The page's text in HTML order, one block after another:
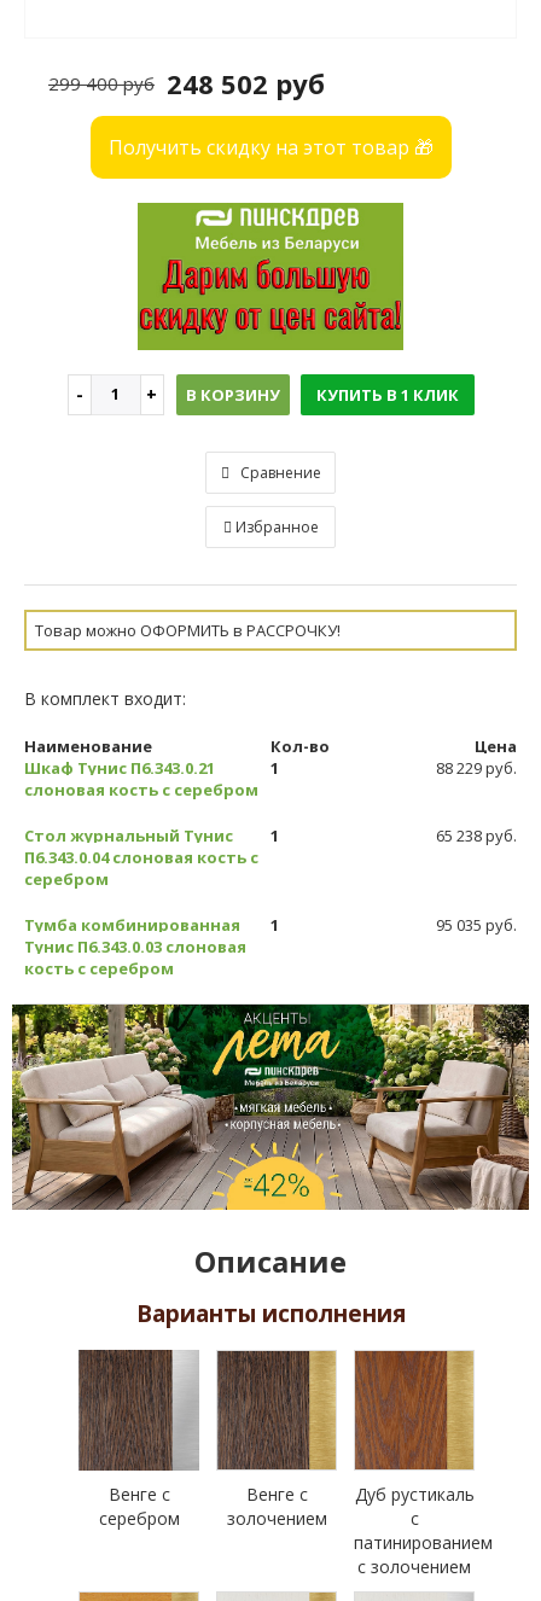
248 502 руб
299 400 руб
Получить скидку на этот товар 🎁
В КОРЗИНУ КУПИТЬ В 1 КЛИК
Сравнение
Избранное
Товар можно ОФОРМИТЬ в РАССРОЧКУ!
В комплект входит:
Наименование Кол-во
Цена
Шкаф Тунис П6.343.0.21
слоновая кость с серебром
1 88 229 руб.
Стол журнальный Тунис
П6.343.0.04 слоновая кость с
серебром
1 65 238 руб.
Тумба комбинированная
Тунис П6.343.0.03 слоновая
кость с серебром
1 95 035 руб.
Описание
Варианты исполнения
Венге с
серебром
Венге с
золочением
Дуб рустикаль
с
патинированием
с золочением